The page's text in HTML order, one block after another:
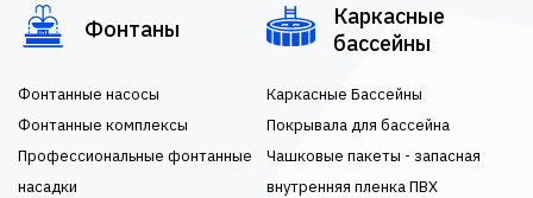
Фонтаны
Фонтанные насосы
Фонтанные комплексы
Профессиональные фонтанные
насадки
Каркасные
бассейны
Каркасные Бассейны
Покрывала для бассейна
Чашковые пакеты - запасная
внутренняя пленка ПВХ